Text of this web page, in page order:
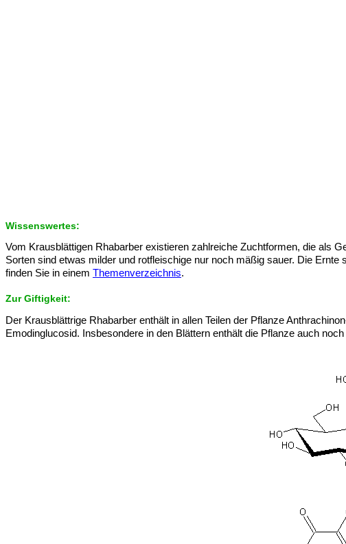
Wissenswertes:
Vom Krausblättigen Rhabarber existieren zahlreiche Zuchtformen, die als
Sorten sind etwas milder und rotfleischige nur noch mäßig sauer. Die
finden Sie in einem Themenverzeichnis.
Zur Giftigkeit:
Der Krausblättrige Rhabarber enthält in allen Teilen der Pflanze
Emodinglucosid. Insbesondere in den Blättern enthält die Pflanze auch